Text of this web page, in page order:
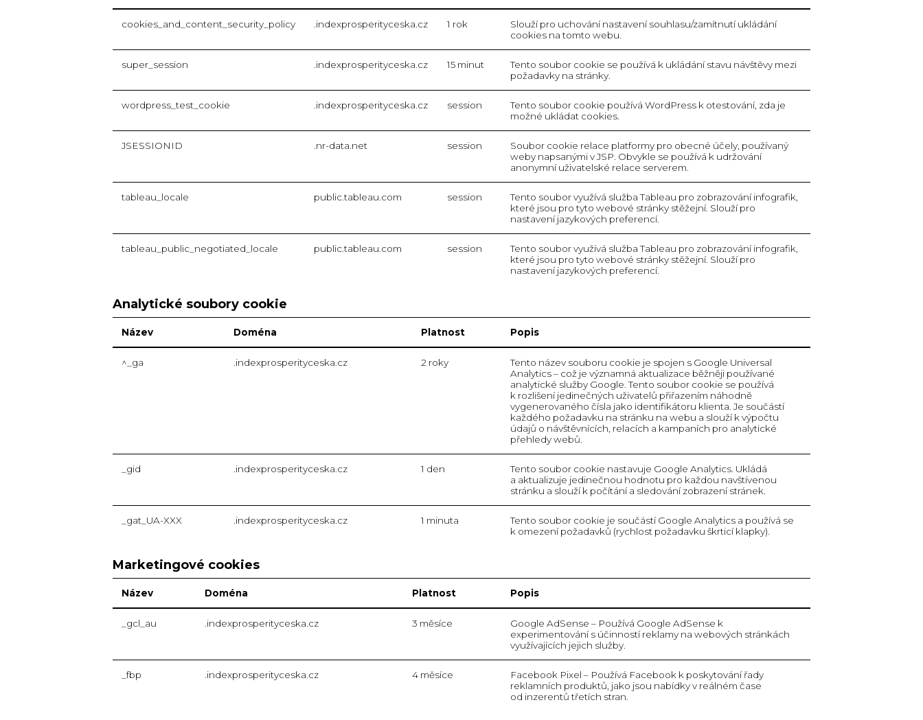
cookies_and_content_security_policy .indexprosperityceska.cz 1 rok
Slouží pro uchování nastavení souhlasu/zamítnutí ukládání
cookies na tomto webu.
super_session .indexprosperityceska.cz 15 minut
Tento soubor cookie se používá k ukládání stavu návštěvy mezi
požadavky na stránky.
wordpress_test_cookie .indexprosperityceska.cz session
Tento soubor cookie používá WordPress k otestování, zda je
možné ukládat cookies.
JSESSIONID .nr-data.net session
Soubor cookie relace platformy pro obecné účely, používaný
weby napsanými v JSP. Obvykle se používá k udržování
anonymní uživatelské relace serverem.
tableau_locale public.tableau.com session
Tento soubor využívá služba Tableau pro zobrazování infografik,
které jsou pro tyto webové stránky stěžejní. Slouží pro
nastavení jazykových preferencí.
tableau_public_negotiated_locale public.tableau.com session
Tento soubor využívá služba Tableau pro zobrazování infografik,
které jsou pro tyto webové stránky stěžejní. Slouží pro
nastavení jazykových preferencí.
Analytické soubory cookie
Název Doména Platnost Popis
^_ga .indexprosperityceska.cz 2 roky
Tento název souboru cookie je spojen s Google Universal
Analytics – což je významná aktualizace běžněji používané
analytické služby Google. Tento soubor cookie se používá
k rozlišení jedinečných uživatelů přiřazením náhodně
vygenerovaného čísla jako identifikátoru klienta. Je součástí
každého požadavku na stránku na webu a slouží k výpočtu
údajů o návštěvnících, relacích a kampaních pro analytické
přehledy webů.
_gid .indexprosperityceska.cz 1 den
Tento soubor cookie nastavuje Google Analytics. Ukládá
a aktualizuje jedinečnou hodnotu pro každou navštívenou
stránku a slouží k počítání a sledování zobrazení stránek.
_gat_UA-XXX .indexprosperityceska.cz 1 minuta
Tento soubor cookie je součástí Google Analytics a používá se
k omezení požadavků (rychlost požadavku škrticí klapky).
Marketingové cookies
Název Doména Platnost Popis
_gcl_au .indexprosperityceska.cz 3 měsíce
Google AdSense – Používá Google AdSense k
experimentování s účinností reklamy na webových stránkách
využívajících jejich služby.
_fbp .indexprosperityceska.cz 4 měsíce
Facebook Pixel – Používá Facebook k poskytování řady
reklamních produktů, jako jsou nabídky v reálném čase
od inzerentů třetích stran.